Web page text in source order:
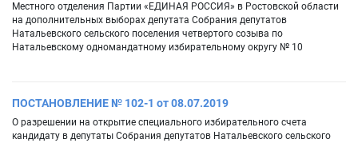
Местного отделения Партии «ЕДИНАЯ РОССИЯ» в Ростовской области
на дополнительных выборах депутата Собрания депутатов
Натальевского сельского поселения четвертого созыва по
Натальевскому одномандатному избирательному округу № 10
ПОСТАНОВЛЕНИЕ № 102-1 от 08.07.2019
О разрешении на открытие специального избирательного счета
кандидату в депутаты Собрания депутатов Натальевского сельского